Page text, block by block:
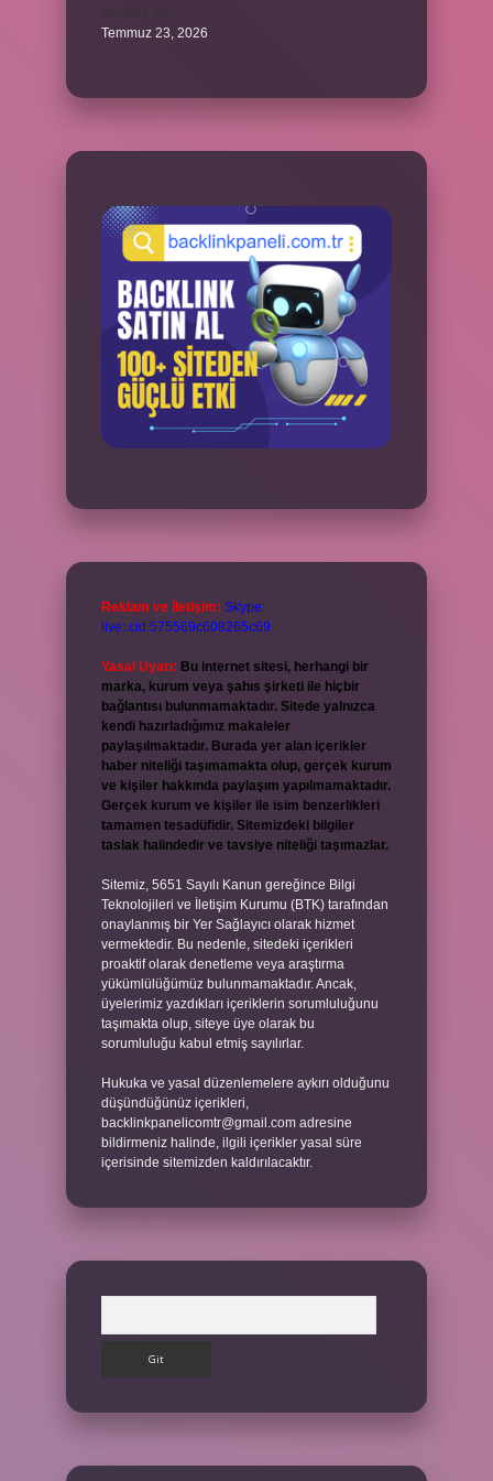
Temmuz 23, 2026
Reklam ve İletişim: Skype:
live:.cid.575569c608265c69
Yasal Uyarı: Bu internet sitesi, herhangi bir
marka, kurum veya şahıs şirketi ile hiçbir
bağlantısı bulunmamaktadır. Sitede yalnızca
kendi hazırladığımız makaleler
paylaşılmaktadır. Burada yer alan içerikler
haber niteliği taşımamakta olup, gerçek kurum
ve kişiler hakkında paylaşım yapılmamaktadır.
Gerçek kurum ve kişiler ile isim benzerlikleri
tamamen tesadüfidir. Sitemizdeki bilgiler
taslak halindedir ve tavsiye niteliği taşımazlar.
Sitemiz, 5651 Sayılı Kanun gereğince Bilgi
Teknolojileri ve İletişim Kurumu (BTK) tarafından
onaylanmış bir Yer Sağlayıcı olarak hizmet
vermektedir. Bu nedenle, sitedeki içerikleri
proaktif olarak denetleme veya araştırma
yükümlülüğümüz bulunmamaktadır. Ancak,
üyelerimiz yazdıkları içeriklerin sorumluluğunu
taşımakta olup, siteye üye olarak bu
sorumluluğu kabul etmiş sayılırlar.
Hukuka ve yasal düzenlemelere aykırı olduğunu
düşündüğünüz içerikleri,
backlinkpanelicomtr@gmail.com adresine
bildirmeniz halinde, ilgili içerikler yasal süre
içerisinde sitemizden kaldırılacaktır.